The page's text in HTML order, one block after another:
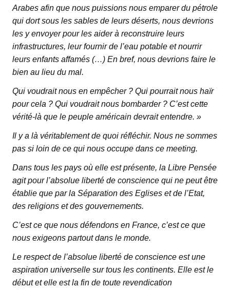
Arabes afin que nous puissions nous emparer du pétrole
qui dort sous les sables de leurs déserts, nous devrions
les y envoyer pour les aider à reconstruire leurs
infrastructures, leur fournir de l’eau potable et nourrir
leurs enfants affamés (…) En bref, nous devrions faire le
bien au lieu du mal.
Qui voudrait nous en empêcher ? Qui pourrait nous haïr
pour cela ? Qui voudrait nous bombarder ? C’est cette
vérité-là que le peuple américain devrait entendre. »
Il y a là véritablement de quoi réfléchir. Nous ne sommes
pas si loin de ce qui nous occupe dans ce meeting.
Dans tous les pays où elle est présente, la Libre Pensée
agit pour l’absolue liberté de conscience qui ne peut être
établie que par la Séparation des Eglises et de l’Etat,
des religions et des gouvernements.
C’est ce que nous défendons en France, c’est ce que
nous exigeons partout dans le monde.
Le respect de l’absolue liberté de conscience est une
aspiration universelle sur tous les continents. Elle est le
début et elle est la fin de toute revendication